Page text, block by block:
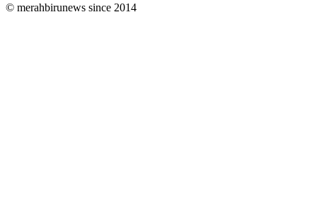
© merahbirunews since 2014